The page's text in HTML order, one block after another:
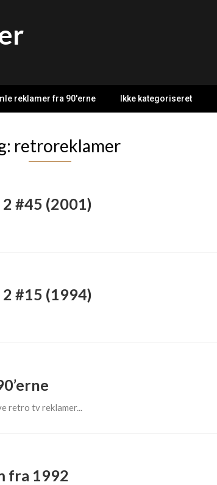
reklamer fra 90'erne Ikke kategoriseret
retroreklamer
#45 (2001)
#15 (1994)
retro tv reklamer...
fra 1992